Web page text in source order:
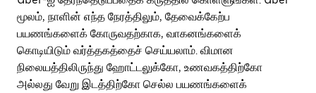
மூலம், நாளின் எந்த நேரத்திலும், தேவைக்கேற்ப
பயணங்களைக் கோருவதற்காக, வாகனங்களைக்
கொடியிடும் வர்த்தகத்தைச் செய்யலாம். விமான
நிலையத்திலிருந்து ஹோட்டலுக்கோ, உணவகத்திற்கோ
அல்லது வேறு இடத்திற்கோ செல்ல பயணங்களைக்